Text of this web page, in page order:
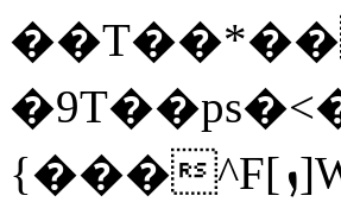
{���^F[ܙ]Ԝ���=dC���TCe+�$�R��n�[�R